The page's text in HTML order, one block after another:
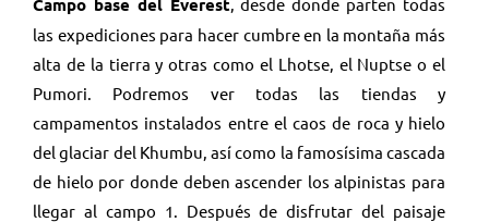
las expediciones para hacer cumbre en la montaña más
alta de la tierra y otras como el Lhotse, el Nuptse o el
Pumori. Podremos ver todas las tiendas y
campamentos instalados entre el caos de roca y hielo
del glaciar del Khumbu, así como la famosísima cascada
de hielo por donde deben ascender los alpinistas para
llegar al campo 1. Después de disfrutar del paisaje